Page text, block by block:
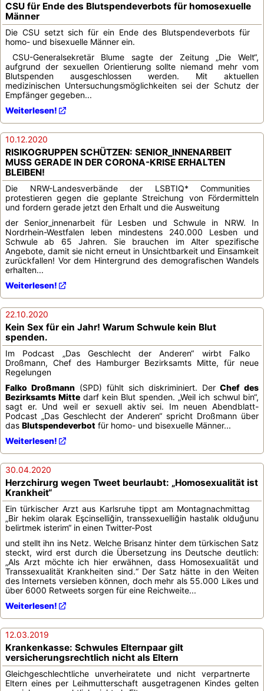
CSU für Ende des Blutspendeverbots für homosexuelle
Männer
Die CSU setzt sich für ein Ende des Blutspendeverbots für
homo- und bisexuelle Männer ein.
CSU-Generalsekretär Blume sagte der Zeitung „Die Welt“,
aufgrund der sexuellen Orientierung sollte niemand mehr vom
Blutspenden ausgeschlossen werden. Mit aktuellen
medizinischen Untersuchungsmöglichkeiten sei der Schutz der
Empfänger gegeben...
Weiterlesen!
10.12.2020
RISIKOGRUPPEN SCHÜTZEN: SENIOR_INNENARBEIT
MUSS GERADE IN DER CORONA-KRISE ERHALTEN
BLEIBEN!
Die NRW-Landesverbände der LSBTIQ* Communities
protestieren gegen die geplante Streichung von Fördermitteln
und fordern gerade jetzt den Erhalt und die Ausweitung
der Senior_innenarbeit für Lesben und Schwule in NRW. In
Nordrhein-Westfalen leben mindestens 240.000 Lesben und
Schwule ab 65 Jahren. Sie brauchen im Alter spezifische
Angebote, damit sie nicht erneut in Unsichtbarkeit und Einsamkeit
zurückfallen! Vor dem Hintergrund des demografischen Wandels
erhalten...
Weiterlesen!
22.10.2020
Kein Sex für ein Jahr! Warum Schwule kein Blut
spenden.
Im Podcast „Das Geschlecht der Anderen“ wirbt Falko
Droßmann, Chef des Hamburger Bezirksamts Mitte, für neue
Regelungen
Falko Droßmann (SPD) fühlt sich diskriminiert. Der Chef des
Bezirksamts Mitte darf kein Blut spenden. „Weil ich schwul bin“,
sagt er. Und weil er sexuell aktiv sei. Im neuen Abendblatt-
Podcast „Das Geschlecht der Anderen“ spricht Droßmann über
das Blutspendeverbot für homo- und bisexuelle Männer...
Weiterlesen!
30.04.2020
Herzchirurg wegen Tweet beurlaubt: „Homosexualität ist
Krankheit“
Ein türkischer Arzt aus Karlsruhe tippt am Montagnachmittag
„Bir hekim olarak Eşcinselliğin, transsexuelliğin hastalık olduğunu
belirtmek isterim“ in einen Twitter-Post
und stellt ihn ins Netz. Welche Brisanz hinter dem türkischen Satz
steckt, wird erst durch die Übersetzung ins Deutsche deutlich:
„Als Arzt möchte ich hier erwähnen, dass Homosexualität und
Transsexualität Krankheiten sind.“ Der Satz hätte in den Weiten
des Internets versieben können, doch mehr als 55.000 Likes und
über 6000 Retweets sorgen für eine Reichweite...
Weiterlesen!
12.03.2019
Krankenkasse: Schwules Elternpaar gilt
versicherungsrechtlich nicht als Eltern
Gleichgeschlechtliche unverheiratete und nicht verpartnerte
Eltern eines per Leihmutterschaft ausgetragenen Kindes gelten